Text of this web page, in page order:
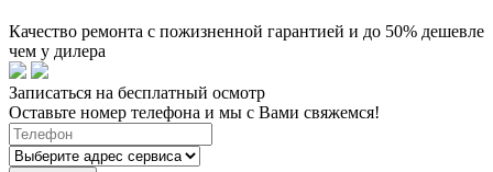
Качество ремонта с пожизненной гарантией и до 50% дешевле
чем у дилера
Записаться на бесплатный осмотр
Оставьте номер телефона и мы с Вами свяжемся!